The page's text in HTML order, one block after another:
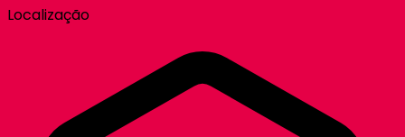
Localização